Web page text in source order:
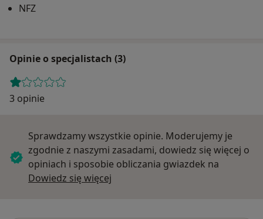
NFZ
Opinie o specjalistach (3)
3 opinie
Sprawdzamy wszystkie opinie. Moderujemy je
zgodnie z naszymi zasadami, dowiedz się więcej o
opiniach i sposobie obliczania gwiazdek na
Dowiedz się więcej